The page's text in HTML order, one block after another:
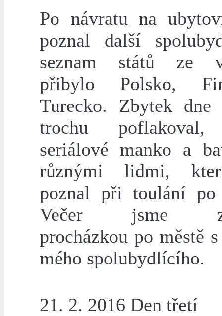
Po návratu na
poznal další
seznam států ze
přibylo Polsko,
Turecko. Zbytek dne
trochu poflakoval,
seriálové manko a
různými lidmi,
poznal při toulání po
Večer jsme
procházkou po městě
mého spolubydlícího.
21. 2. 2016 Den třetí